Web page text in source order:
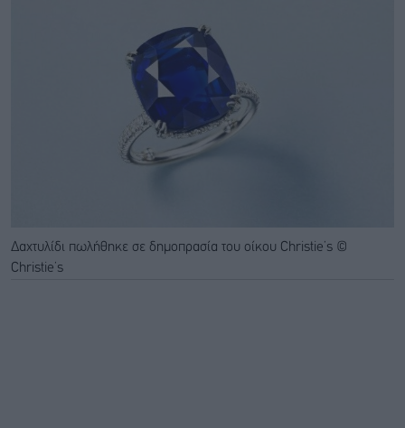
Δαχτυλίδι πωλήθηκε σε δημοπρασία του οίκου Christie’s ©
Christie’s